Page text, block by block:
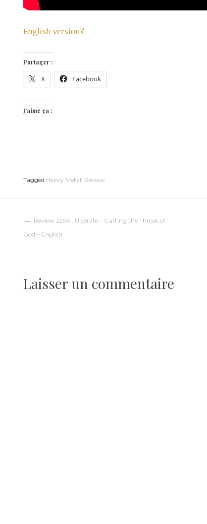
English version?
Partager :
X Facebook
J’aime ça :
Tagged Heavy Metal Review
Navigation
l’article
Review 2294 : Ulcerate – Cutting the Throat of
God – English
Laisser un commentaire